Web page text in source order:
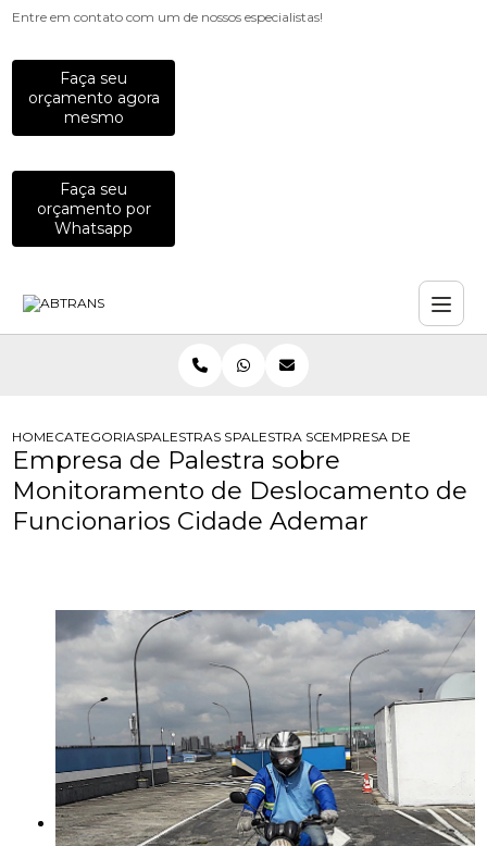
Entre em contato com um de nossos especialistas!
Faça seu
orçamento agora
mesmo
Faça seu
orçamento por
Whatsapp
HOMECATEGORIASPALESTRAS SOBRE TRANSITO
PALESTRA SOBRE AFASTAMENTO
EMPRESA DE
Empresa de Palestra sobre
Monitoramento de Deslocamento de
Funcionarios Cidade Ademar